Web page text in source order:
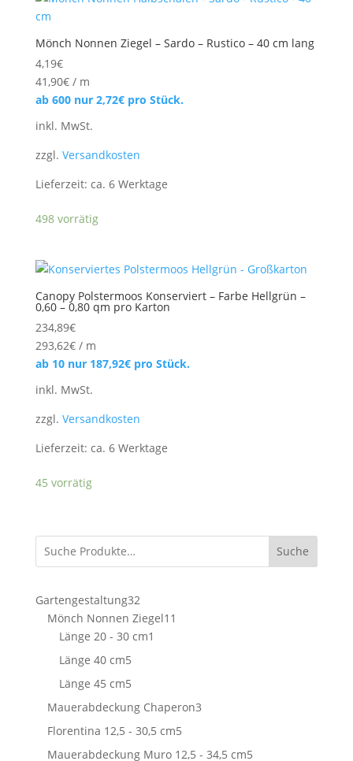
Mönch Nonnen Ziegel – Sardo – Rustico – 40 cm lang
4,19€
41,90€/ m
ab 600 nur 2,72€pro Stück.
inkl. MwSt.
zzgl. Versandkosten
Lieferzeit: ca. 6 Werktage
498 vorrätig
Canopy Polstermoos Konserviert – Farbe Hellgrün –
0,60 – 0,80 qm pro Karton
234,89€
293,62€/ m
ab 10 nur 187,92€pro Stück.
inkl. MwSt.
zzgl. Versandkosten
Lieferzeit: ca. 6 Werktage
45 vorrätig
Suche
Gartengestaltung3232
Produkte
Mönch Nonnen Ziegel11
Länge 20 - 30 cm1
Länge 40 cm55
Produkte
Länge 45 cm55
Produkte
Mauerabdeckung Chaperon33
Florentina 12,5 - 30,5 cm55
Produkte
Mauerabdeckung Muro 12,5 - 34,5 cm55